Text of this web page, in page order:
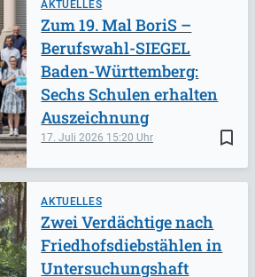
AKTUELLES
bookmark_border
17. Juli 2026 15:20
Zum 19. Mal BoriS –
Berufswahl-SIEGEL
Baden-Württemberg:
Sechs Schulen erhalten
Auszeichnung
AKTUELLES
Zwei Verdächtige nach
Friedhofsdiebstählen in
Untersuchungshaft